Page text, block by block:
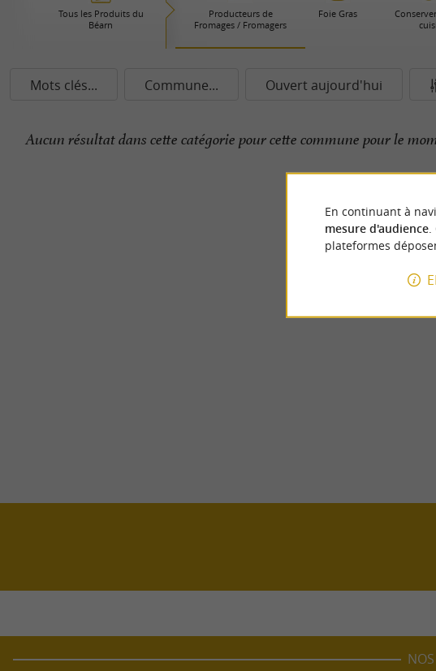
Tous les Produits du
Béarn
Producteurs de
Fromages / Fromagers
Foie Gras
Mots clés... Commune... Ouvert aujourd'hui
Aucun résultat dans cette catégorie pour cette commune pour le
En continuant à
mesure d'audience.
plateformes